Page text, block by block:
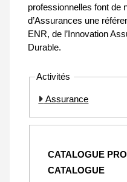
professionnelles font de
d’Assurances une
ENR, de l’Innovation
Durable.
Activités
Assurance
CATALOGUE
CATALOGUE